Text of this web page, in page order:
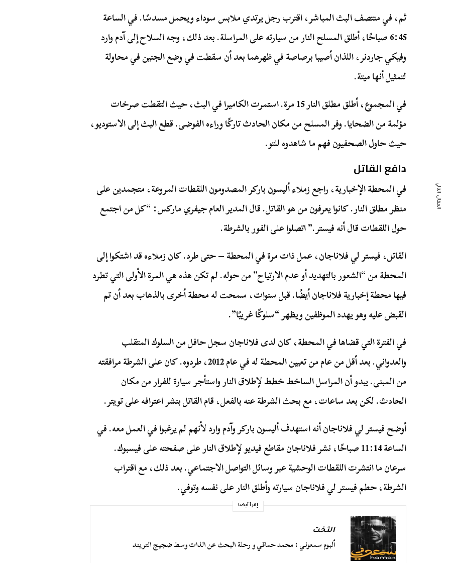
ثم، في منتصف البث المباشر، اقترب رجل يرتدي ملابس سوداء ويحمل مسدسًا. في الساعة
6:45 صباحًا، أطلق المسلح النار من سيارته على المراسلة. بعد ذلك، وجه السلاح إلى آدم وارد
وفيكي جاردنر، اللذان أصيبا برصاصة في ظهرهما بعد أن سقطت في وضع الجنين في محاولة
لتمثيل أنها ميتة.
في المجموع، أطلق مطلق النار 15 مرة. استمرت الكاميرا في البث، حيث التقطت صرخات
مؤلمة من الضحايا. وفر المسلح من مكان الحادث تاركًا وراءه الفوضى. قطع البث إلى الاستوديو،
حيث حاول الصحفيون فهم ما شاهدوه للتو.
دافع القاتل
في المحطة الإخبارية، راجع زملاء أليسون باركر المصدومون اللقطات المروعة، متجمدين على
منظر مطلق النار. كانوا يعرفون من هو القاتل. قال المدير العام جيفري ماركس: “كل من اجتمع
حول اللقطات قال أنه فيستر.” اتصلوا على الفور بالشرطة.
القاتل، فيستر لي فلاناجان، عمل ذات مرة في المحطة – حتى طرد. كان زملاءه قد اشتكوا إلى
المحطة من “الشعور بالتهديد أو عدم الارتياح” من حوله. لم تكن هذه هي المرة الأولى التي تطرد
فيها محطة إخبارية فلاناجان أيضًا. قبل سنوات، سمحت له محطة أخرى بالذهاب بعد أن تم
القبض عليه وهو يهدد الموظفين ويظهر “سلوكًا غريبًا”.
في الفترة التي قضاها في المحطة، كان لدى فلاناجان سجل حافل من السلوك المتقلب
والعدواني. بعد أقل من عام من تعيين المحطة له في عام 2012، طردوه. كان على الشرطة مرافقته
من المبنى. يبدو أن المراسل الساخط خطط لإطلاق النار واستأجر سيارة للفرار من مكان
الحادث. لكن بعد ساعات، مع بحث الشرطة عنه بالفعل، قام القاتل بنشر اعترافه على تويتر.
أوضح فيستر لي فلاناجان أنه استهدف أليسون باركر وآدم وارد لأنهم لم يرغبوا في العمل معه. في
الساعة 11:14 صباحًا، نشر فلاناجان مقاطع فيديو لإطلاق النار على صفحته على فيسبوك.
سرعان ما انتشرت اللقطات الوحشية عبر وسائل التواصل الاجتماعي. بعد ذلك، مع اقتراب
الشرطة، حطم فيستر لي فلاناجان سيارته وأطلق النار على نفسه وتوفي.
إقرأ أيضا
التخت
ألبوم سمعوني : محمد حماقي و رحلة البحث عن الذات وسط ضجيج التريند
المقال التالي